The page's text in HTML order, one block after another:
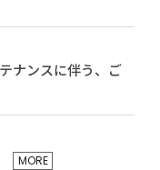
ナンスに伴う、ご
MORE